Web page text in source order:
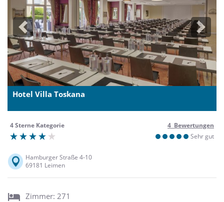
Previous Next
Hotel Villa Toskana
4 Sterne Kategorie
4 Bewertungen
Sehr gut
Hamburger Straße 4-10
69181 Leimen
Zimmer: 271